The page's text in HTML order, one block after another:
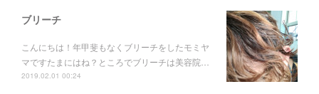
ブリーチ
こんにちは！年甲斐もなくブリーチをしたモミヤ
マですたまにはね？ところでブリーチは美容院…
2019.02.01 00:24